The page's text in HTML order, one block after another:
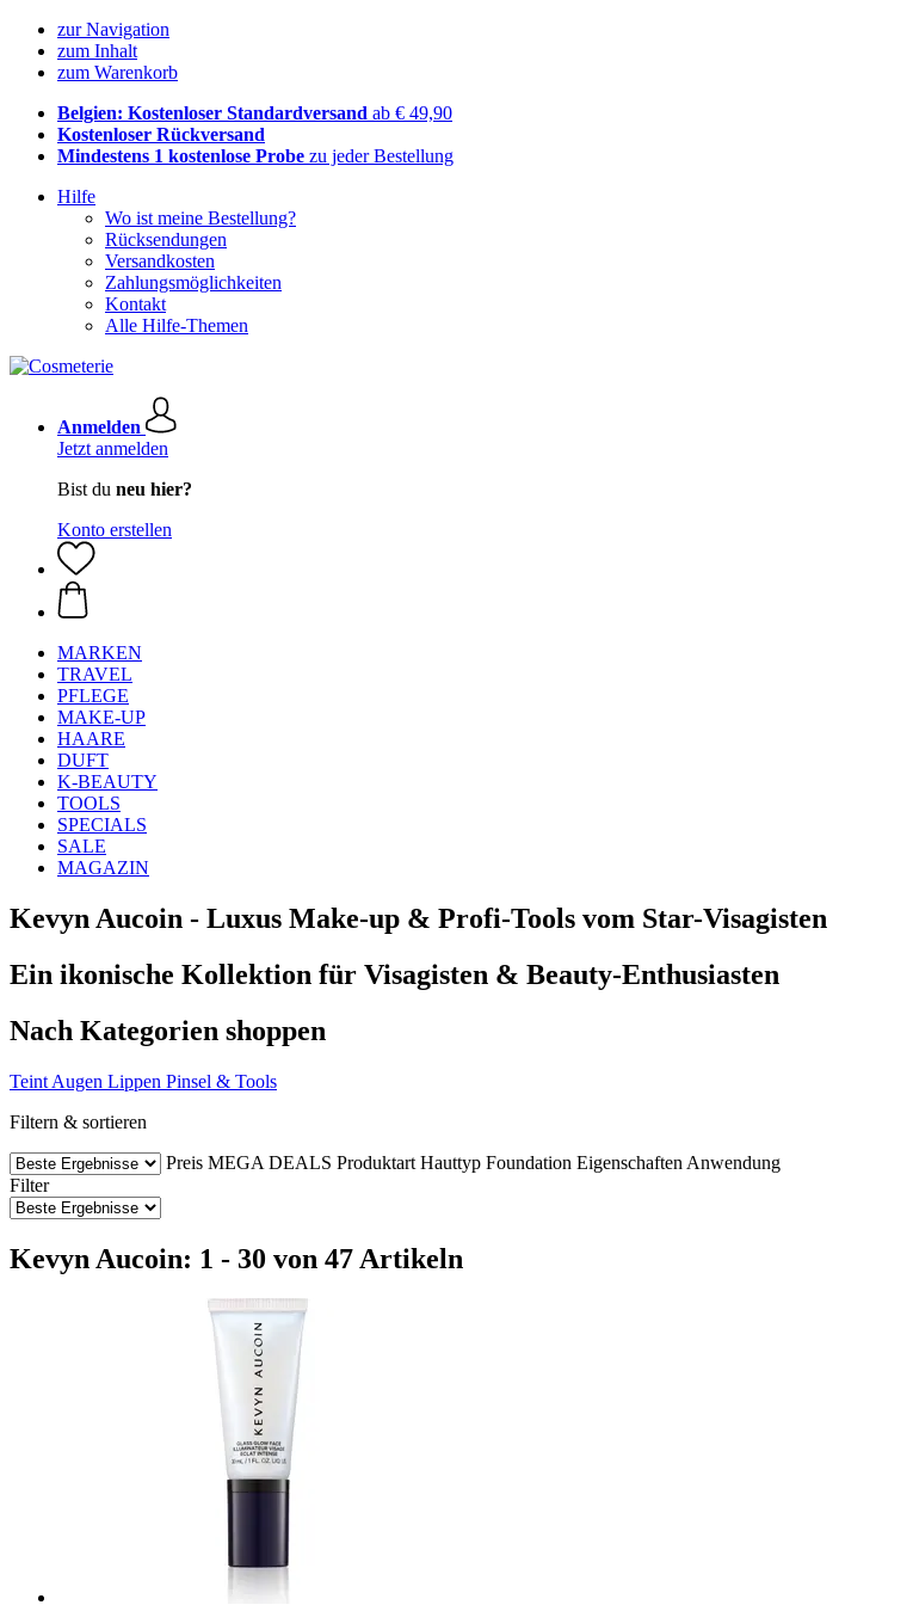
zur Navigation
zum Inhalt
zum Warenkorb
Belgien: Kostenloser Standardversand ab € 49,90
Kostenloser Rückversand
Mindestens 1 kostenlose Probe zu jeder Bestellung
Hilfe
Wo ist meine Bestellung?
Rücksendungen
Versandkosten
Zahlungsmöglichkeiten
Kontakt
Alle Hilfe-Themen
Anmelden
Jetzt anmelden
Bist du neu hier?
Konto erstellen
MARKEN
TRAVEL
PFLEGE
MAKE-UP
HAARE
DUFT
K-BEAUTY
TOOLS
SPECIALS
SALE
MAGAZIN
Kevyn Aucoin - Luxus Make-up & Profi-Tools vom Star-Visagisten
Ein ikonische Kollektion für Visagisten & Beauty-Enthusiasten
Nach Kategorien shoppen
Teint Augen Lippen Pinsel & Tools
Filtern & sortieren
Preis MEGA DEALS Produktart Hauttyp Foundation Eigenschaften Anwendung
Filter
Kevyn Aucoin: 1 - 30 von 47 Artikeln